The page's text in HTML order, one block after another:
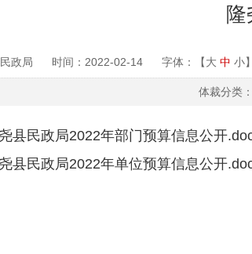
政局 时间：2022-02-14 字体：【大 中 小】
体裁分类
县民政局2022年部门预算信息公开
县民政局2022年单位预算信息公开